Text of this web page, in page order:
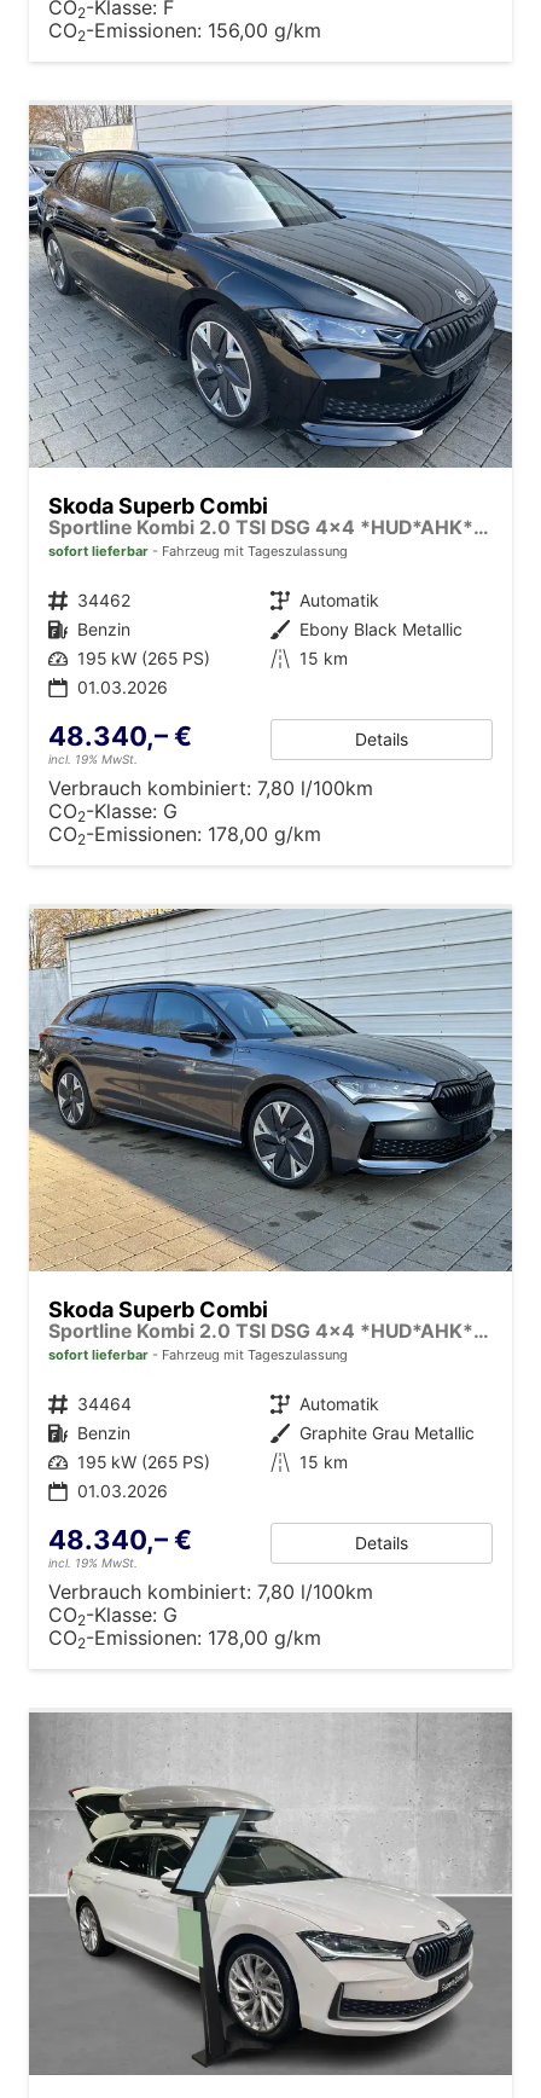
CO2-Klasse: F
CO2-Emissionen: 156,00 g/km
Skoda Superb Combi
Sportline Kombi 2.0 TSI DSG 4x4 *HUD*AHK*Navi*Matrix*AssistenzPlus*NAVI*E-Heck*Keyless
sofort lieferbar Fahrzeug mit Tageszulassung
Fahrzeugnr. 34462 Getriebe Automatik
Kraftstoff Benzin Außenfarbe Ebony Black Metallic
Leistung 195 kW (265 PS) Kilometerstand 15 km
01.03.2026
48.340,– €
incl. 19% MwSt.
Details
Verbrauch kombiniert: 7,80 l/100km
CO2-Klasse: G
CO2-Emissionen: 178,00 g/km
Skoda Superb Combi
Sportline Kombi 2.0 TSI DSG 4x4 *HUD*AHK*Navi*Matrix*AssistenzPlus*NAVI*E-Heck*Keyless
sofort lieferbar Fahrzeug mit Tageszulassung
Fahrzeugnr. 34464 Getriebe Automatik
Kraftstoff Benzin Außenfarbe Graphite Grau Metallic
Leistung 195 kW (265 PS) Kilometerstand 15 km
01.03.2026
48.340,– €
incl. 19% MwSt.
Details
Verbrauch kombiniert: 7,80 l/100km
CO2-Klasse: G
CO2-Emissionen: 178,00 g/km